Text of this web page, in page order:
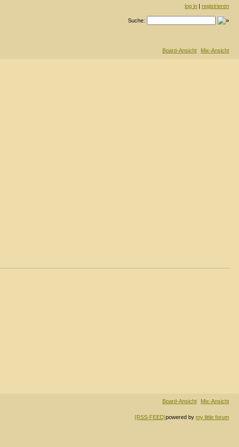
log in | registrieren
Suche:
Board-Ansicht Mix-Ansicht
Board-Ansicht Mix-Ansicht
{RSS-FEED}powered by my little forum